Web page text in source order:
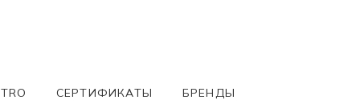
СЕРТИФИКАТЫ БРЕНДЫ